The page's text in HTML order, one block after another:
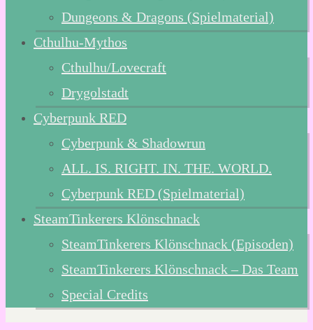
Dungeons & Dragons (Spielmaterial)
Cthulhu-Mythos
Cthulhu/Lovecraft
Drygolstadt
Cyberpunk RED
Cyberpunk & Shadowrun
ALL. IS. RIGHT. IN. THE. WORLD.
Cyberpunk RED (Spielmaterial)
SteamTinkerers Klönschnack
SteamTinkerers Klönschnack (Episoden)
SteamTinkerers Klönschnack – Das Team
Special Credits